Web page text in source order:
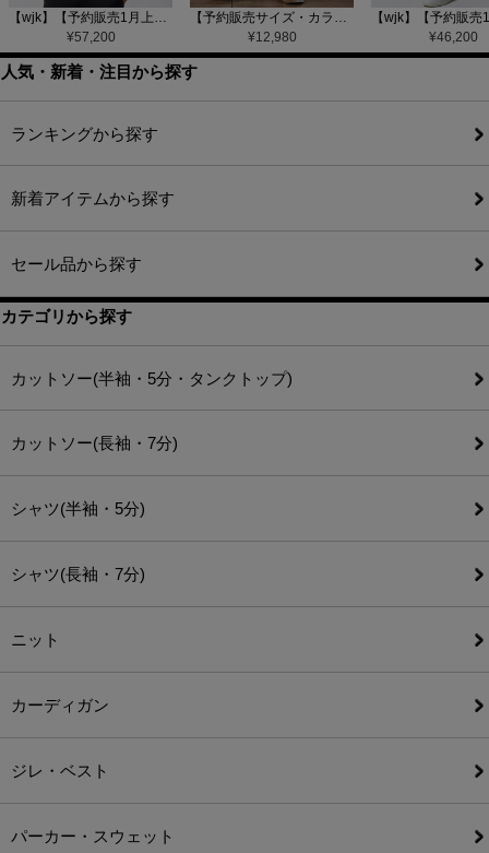
【wjk】【予約販売1月上旬～中旬入荷】function knit jacket(jacquard check) ニットジャケット(207 mw08j)
¥57,200
【予約販売サイズ・カラーにより納期異なる】【CAMBIO(カンビオ)】Gobelin Short Pants ショートパンツ(CAM25SS-002)
¥12,980 ¥46,200
人気・新着・注目から探す
ランキングから探す
新着アイテムから探す
セール品から探す
カテゴリから探す
カットソー(半袖・5分・タンクトップ)
カットソー(長袖・7分)
シャツ(半袖・5分)
シャツ(長袖・7分)
ニット
カーディガン
ジレ・ベスト
パーカー・スウェット